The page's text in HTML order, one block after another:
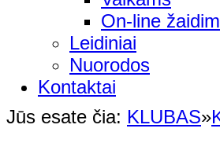
On-line
Leidiniai
Nuorodos
Kontaktai
Jūs esate čia: KLUBAS»